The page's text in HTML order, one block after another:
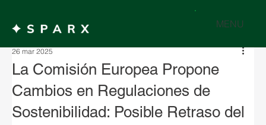
MENU
La Comisión Europea Propone
Cambios en Regulaciones de
Sostenibilidad: Posible Retraso del
26 mar 2025